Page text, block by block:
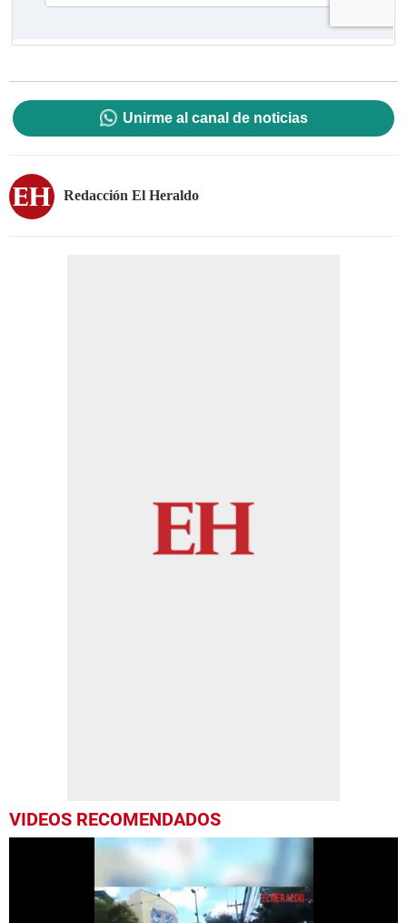
Unirme al canal de noticias
Redacción El Heraldo
VIDEOS RECOMENDADOS